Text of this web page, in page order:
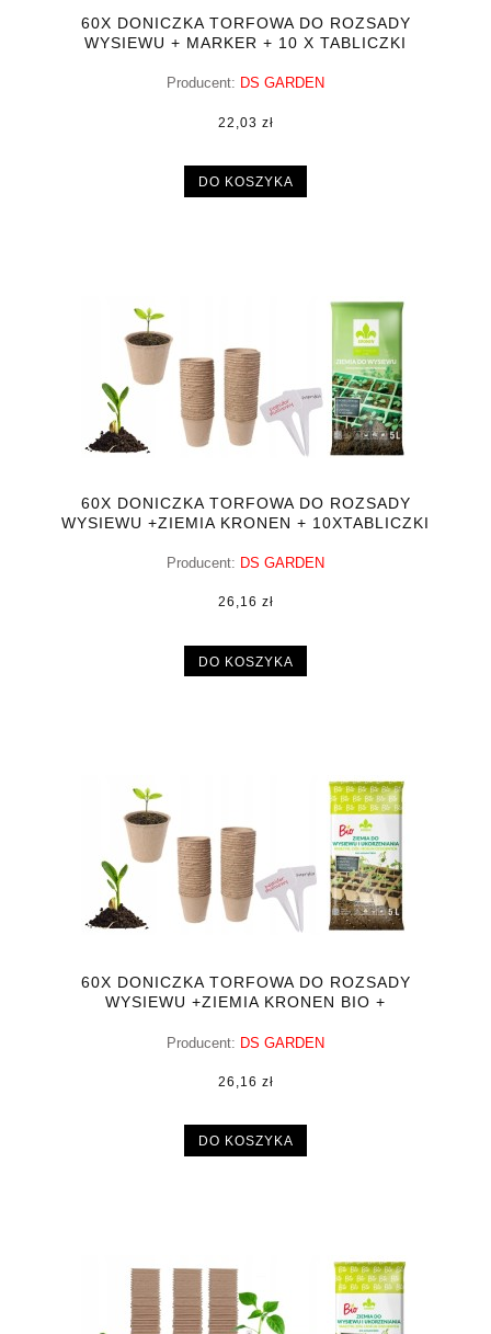
60X DONICZKA TORFOWA DO ROZSADY
WYSIEWU + MARKER + 10 X TABLICZKI
Producent: DS GARDEN
22,03 zł
DO KOSZYKA
60X DONICZKA TORFOWA DO ROZSADY
WYSIEWU +ZIEMIA KRONEN + 10XTABLICZKI
Producent: DS GARDEN
26,16 zł
DO KOSZYKA
60X DONICZKA TORFOWA DO ROZSADY
WYSIEWU +ZIEMIA KRONEN BIO +
Producent: DS GARDEN
26,16 zł
DO KOSZYKA